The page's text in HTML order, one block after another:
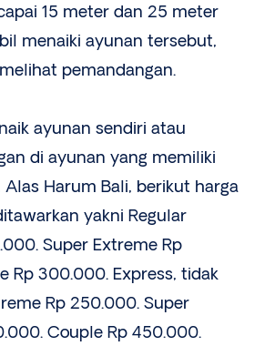
15 meter dan 25 meter
menaiki ayunan tersebut,
pemandangan.
ayunan sendiri atau
di ayunan yang memiliki
Harum Bali, berikut harga
yakni Regular
Super Extreme Rp
Rp 300.000. Express, tidak
Rp 250.000. Super
Couple Rp 450.000.